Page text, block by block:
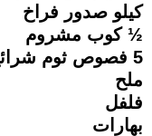
كيلو صدور فراخ
½ كوب مشروم
5 فصوص ثوم شرائح
ملح
فلفل
بهارات